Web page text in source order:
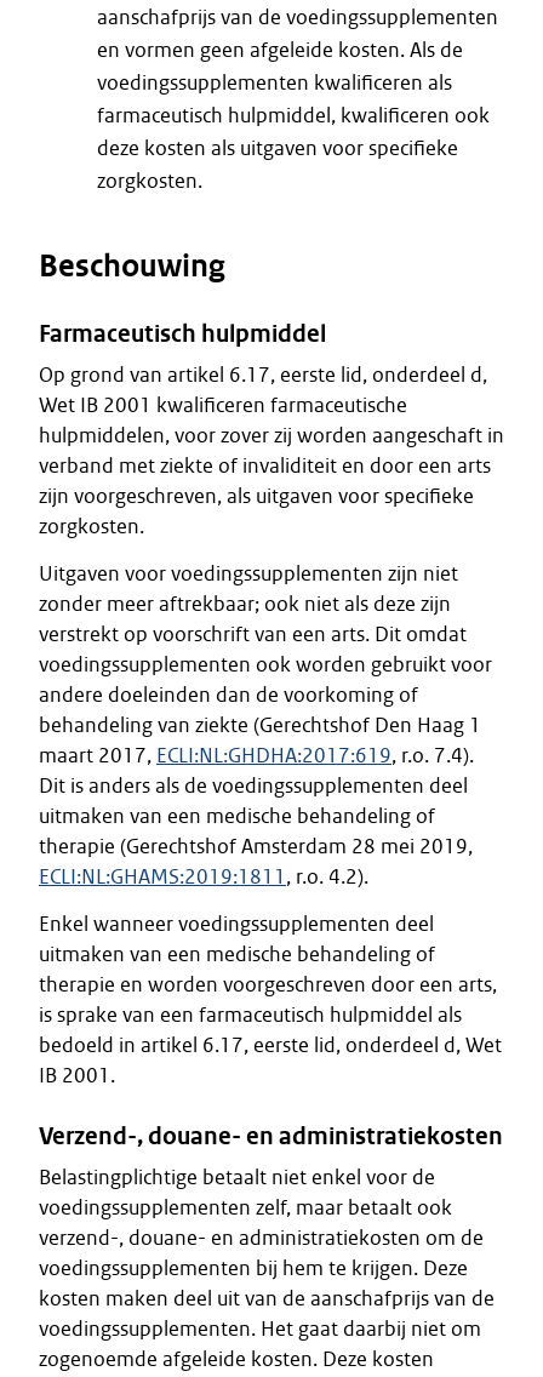
aanschafprijs van de voedingssupplementen
en vormen geen afgeleide kosten. Als de
voedingssupplementen kwalificeren als
farmaceutisch hulpmiddel, kwalificeren ook
deze kosten als uitgaven voor specifieke
zorgkosten.
Beschouwing
Farmaceutisch hulpmiddel
Op grond van artikel 6.17, eerste lid, onderdeel d,
Wet IB 2001 kwalificeren farmaceutische
hulpmiddelen, voor zover zij worden aangeschaft in
verband met ziekte of invaliditeit en door een arts
zijn voorgeschreven, als uitgaven voor specifieke
zorgkosten.
Uitgaven voor voedingssupplementen zijn niet
zonder meer aftrekbaar; ook niet als deze zijn
verstrekt op voorschrift van een arts. Dit omdat
voedingssupplementen ook worden gebruikt voor
andere doeleinden dan de voorkoming of
behandeling van ziekte (Gerechtshof Den Haag 1
maart 2017, ECLI:NL:GHDHA:2017:619, r.o. 7.4).
Dit is anders als de voedingssupplementen deel
uitmaken van een medische behandeling of
therapie (Gerechtshof Amsterdam 28 mei 2019,
ECLI:NL:GHAMS:2019:1811 , r.o. 4.2).
Enkel wanneer voedingssupplementen deel
uitmaken van een medische behandeling of
therapie en worden voorgeschreven door een arts,
is sprake van een farmaceutisch hulpmiddel als
bedoeld in artikel 6.17, eerste lid, onderdeel d, Wet
IB 2001.
Verzend-, douane- en administratiekosten
Belastingplichtige betaalt niet enkel voor de
voedingssupplementen zelf, maar betaalt ook
verzend-, douane- en administratiekosten om de
voedingssupplementen bij hem te krijgen. Deze
kosten maken deel uit van de aanschafprijs van de
voedingssupplementen. Het gaat daarbij niet om
zogenoemde afgeleide kosten. Deze kosten